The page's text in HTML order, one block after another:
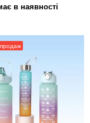
в наявності